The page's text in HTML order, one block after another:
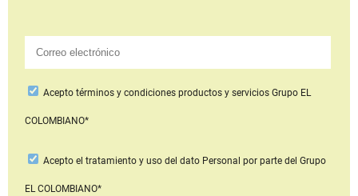
Aceptotérminos y condiciones productos y serviciosGrupo EL
COLOMBIANO*
Acepto el tratamiento y uso del dato Personal por parte del Grupo
EL COLOMBIANO*